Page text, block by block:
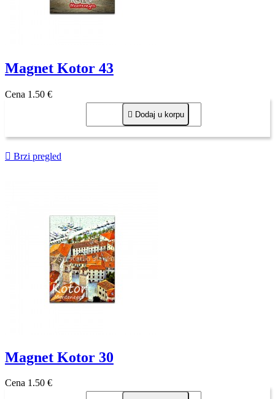
Magnet Kotor 43
Cena 1,50 €
 Dodaj u korpu
 Brzi pregled
Magnet Kotor 30
Cena 1,50 €